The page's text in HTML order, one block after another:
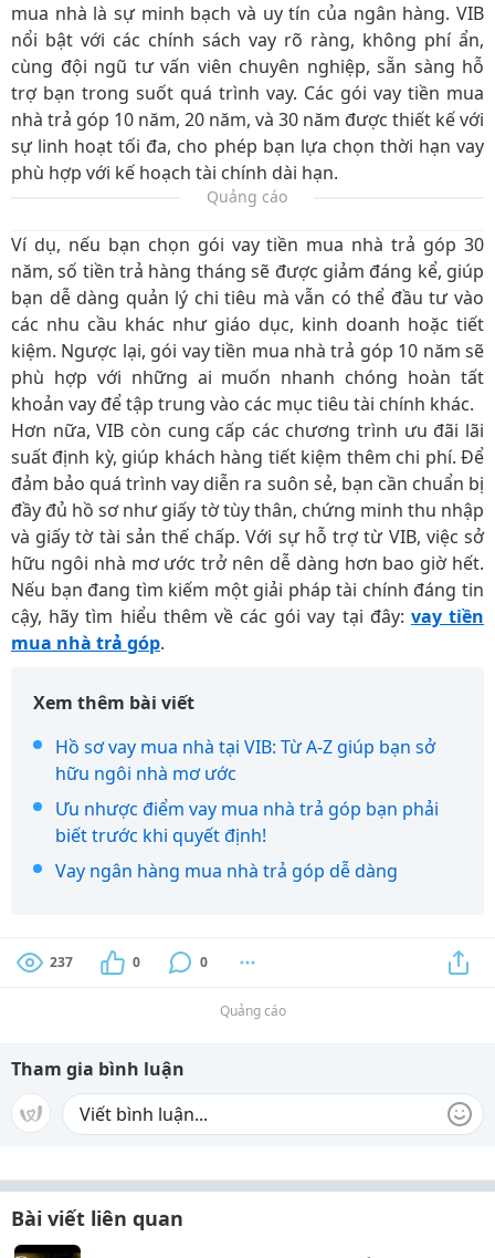
mua nhà là sự minh bạch và uy tín của ngân hàng. VIB
nổi bật với các chính sách vay rõ ràng, không phí ẩn,
cùng đội ngũ tư vấn viên chuyên nghiệp, sẵn sàng hỗ
trợ bạn trong suốt quá trình vay. Các gói vay tiền mua
nhà trả góp 10 năm, 20 năm, và 30 năm được thiết kế với
sự linh hoạt tối đa, cho phép bạn lựa chọn thời hạn vay
phù hợp với kế hoạch tài chính dài hạn.
Quảng cáo
Ví dụ, nếu bạn chọn gói vay tiền mua nhà trả góp 30
năm, số tiền trả hàng tháng sẽ được giảm đáng kể, giúp
bạn dễ dàng quản lý chi tiêu mà vẫn có thể đầu tư vào
các nhu cầu khác như giáo dục, kinh doanh hoặc tiết
kiệm. Ngược lại, gói vay tiền mua nhà trả góp 10 năm sẽ
phù hợp với những ai muốn nhanh chóng hoàn tất
khoản vay để tập trung vào các mục tiêu tài chính khác.
Hơn nữa, VIB còn cung cấp các chương trình ưu đãi lãi
suất định kỳ, giúp khách hàng tiết kiệm thêm chi phí. Để
đảm bảo quá trình vay diễn ra suôn sẻ, bạn cần chuẩn bị
đầy đủ hồ sơ như giấy tờ tùy thân, chứng minh thu nhập
và giấy tờ tài sản thế chấp. Với sự hỗ trợ từ VIB, việc sở
hữu ngôi nhà mơ ước trở nên dễ dàng hơn bao giờ hết.
Nếu bạn đang tìm kiếm một giải pháp tài chính đáng tin
cậy, hãy tìm hiểu thêm về các gói vay tại đây: vay tiền
mua nhà trả góp.
Xem thêm bài viết
Hồ sơ vay mua nhà tại VIB: Từ A-Z giúp bạn sở
hữu ngôi nhà mơ ước
Ưu nhược điểm vay mua nhà trả góp bạn phải
biết trước khi quyết định!
Vay ngân hàng mua nhà trả góp dễ dàng
237 0 0
Quảng cáo
Tham gia bình luận
Bài viết liên quan